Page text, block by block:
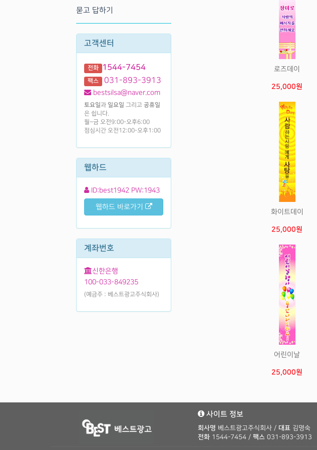
로즈데이
25,000원
화이트데이
25,000원
어린이날
25,000원
묻고 답하기
고객센터
전화 1544-7454
팩스 031-893-3913
bestsilsa@naver.com
토요일과 일요일 그리고 공휴일
은 쉽니다.
월~금 오전9:00-오후6:00
점심시간 오전12:00-오후1:00
웹하드
ID:best1942 PW:1943
웹하드 바로가기
계좌번호
신한은행
100-033-849235
(예금주 : 베스트광고주식회사)
사이트 정보
회사명 베스트광고주식회사 / 대표김명숙
전화1544-7454 / 팩스031-893-3913